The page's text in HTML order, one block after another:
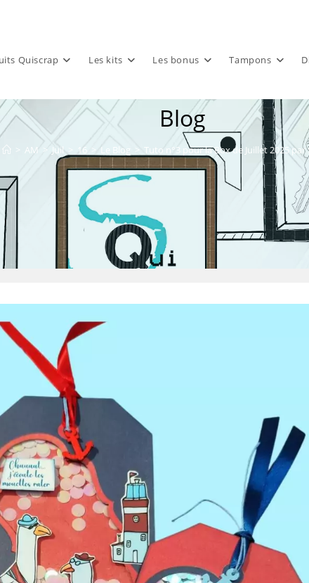
Quiscrap Les kits Les bonus Tampons
Blog
> AM > Juil 16 > Le Blog > Tuto n°3 pour la Box de Juillet 2025